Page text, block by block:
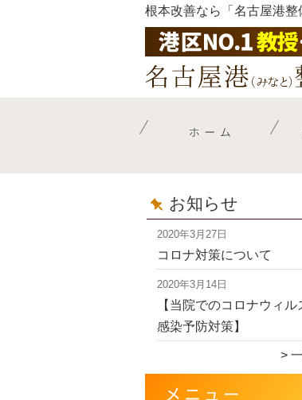
根本改善なら「名古屋港整
お知らせ
2020年3月27日
コロナ対策について
2020年3月14日
【当院でのコロナウィル
感染予防対策】